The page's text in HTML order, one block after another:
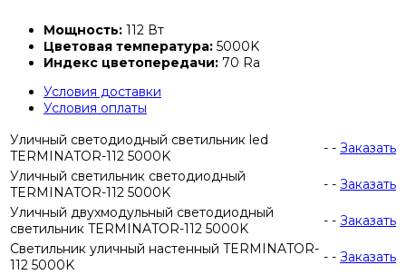
Мощность: 112 Вт
Цветовая температура: 5000K
Индекс цветопередачи: 70 Ra
Условия доставки
Условия оплаты
Уличный светодиодный светильник led
TERMINATOR-112 5000K
- - Заказать
Уличный светильник светодиодный
TERMINATOR-112 5000K
- - Заказать
Уличный двухмодульный светодиодный
светильник TERMINATOR-112 5000K
- - Заказать
Светильник уличный настенный TERMINATOR-
112 5000K
- - Заказать